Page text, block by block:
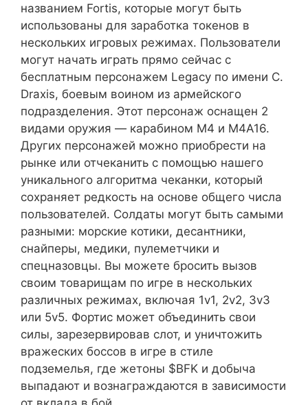
названием Fortis, которые могут быть
использованы для заработка токенов в
нескольких игровых режимах. Пользователи
могут начать играть прямо сейчас с
бесплатным персонажем Legacy по имени C.
Draxis, боевым воином из армейского
подразделения. Этот персонаж оснащен 2
видами оружия — карабином M4 и M4A16.
Других персонажей можно приобрести на
рынке или отчеканить с помощью нашего
уникального алгоритма чеканки, который
сохраняет редкость на основе общего числа
пользователей. Солдаты могут быть самыми
разными: морские котики, десантники,
снайперы, медики, пулеметчики и
спецназовцы. Вы можете бросить вызов
своим товарищам по игре в нескольких
различных режимах, включая 1v1, 2v2, 3v3
или 5v5. Фортис может объединить свои
силы, зарезервировав слот, и уничтожить
вражеских боссов в игре в стиле
подземелья, где жетоны $BFK и добыча
выпадают и вознаграждаются в зависимости